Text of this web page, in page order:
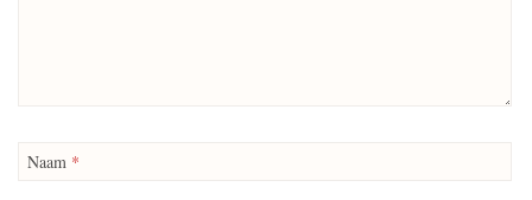
Naam *